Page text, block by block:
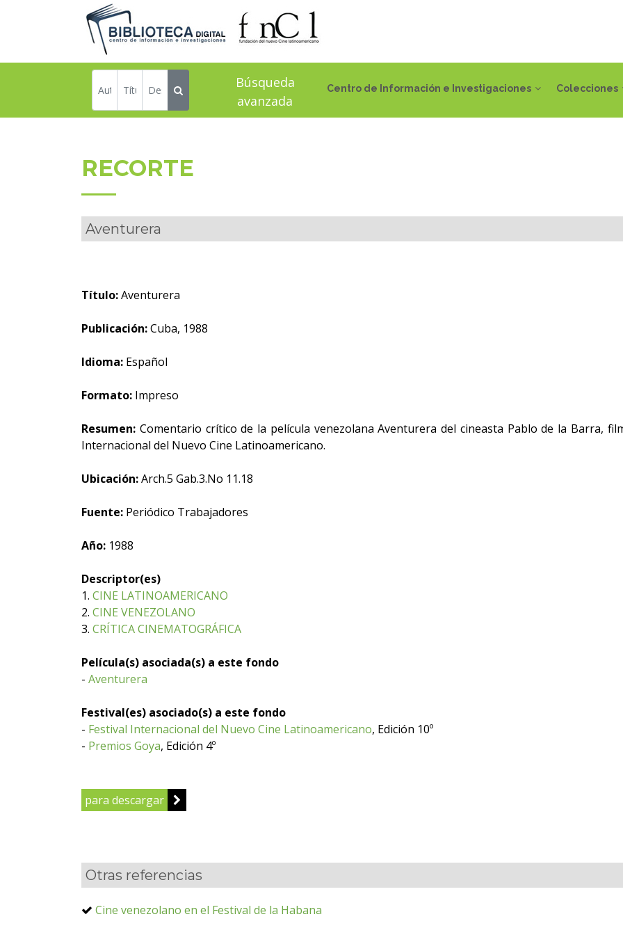
Centro de Información e Investigaciones Colecciones
Búsqueda
avanzada
RECORTE
Aventurera
Título:Aventurera
Publicación:Cuba, 1988
Idioma: Español
Formato: Impreso
Resumen: Comentario crítico de la película venezolana Aventurera del cineasta Pablo de la Barra,
Internacional del Nuevo Cine Latinoamericano.
Ubicación:Arch.5 Gab.3.No 11.18
Fuente: Periódico Trabajadores
Año: 1988
Descriptor(es)
1. CINE LATINOAMERICANO
2. CINE VENEZOLANO
3. CRÍTICA CINEMATOGRÁFICA
Película(s) asociada(s) a este fondo
- Aventurera
Festival(es) asociado(s) a este fondo
- Festival Internacional del Nuevo Cine Latinoamericano, Edición 10º
- Premios Goya, Edición 4º
para descargar
Otras referencias
Cine venezolano en el Festival de la Habana